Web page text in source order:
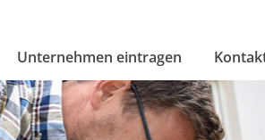
Unternehmen eintragen